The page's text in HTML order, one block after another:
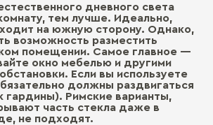
дневного света
тем лучше. Идеально,
на южную сторону. Однако,
возможность разместить
помещении. Самое главное —
окно мебелью и другими
Если вы используете
должны раздвигаться
гардины). Римские варианты,
часть стекла даже в
не подходят.